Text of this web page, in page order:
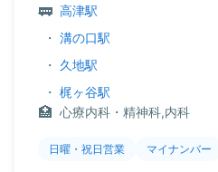
高津駅
・ 溝の口駅
・ 久地駅
・ 梶ヶ谷駅
心療内科・精神科,内科
日曜・祝日営業 マイナンバー